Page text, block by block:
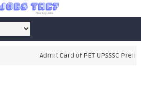
Admit Card of PET UPSSSC